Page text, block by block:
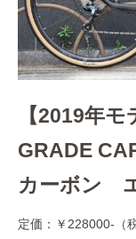
【2019年
GRADE
カーボン
定価：￥228000-（